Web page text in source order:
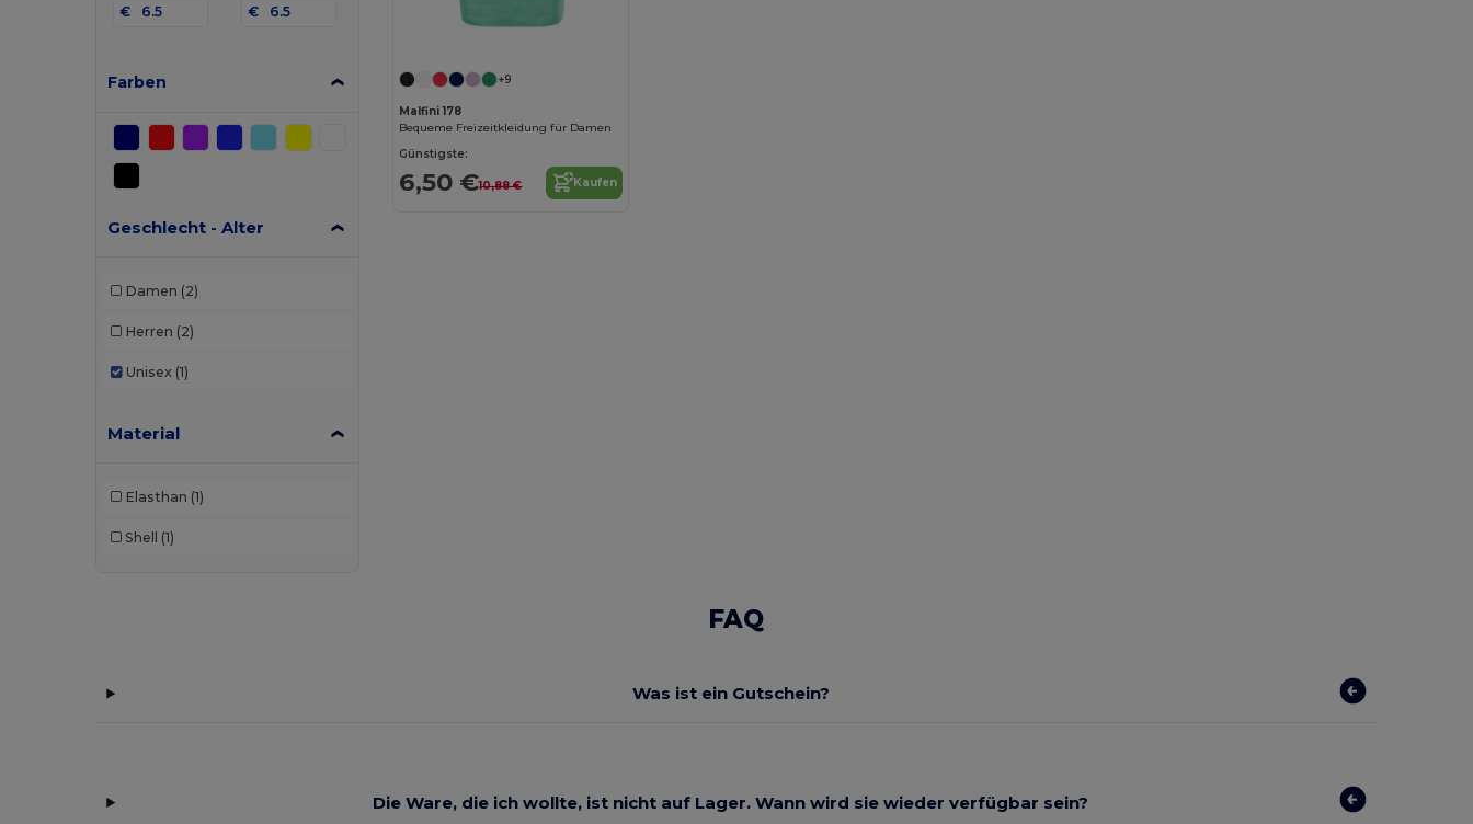
€
€
Farben
Geschlecht - Alter
Damen (2)
Herren (2)
Unisex (1)
Material
Elasthan (1)
Shell (1)
+9
Malfini 178
Bequeme Freizeitkleidung für Damen
Günstigste:
6,50 €10,88 € Kaufen
FAQ
Was ist ein Gutschein?
Die Ware, die ich wollte, ist nicht auf Lager. Wann wird sie wieder verfügbar sein?